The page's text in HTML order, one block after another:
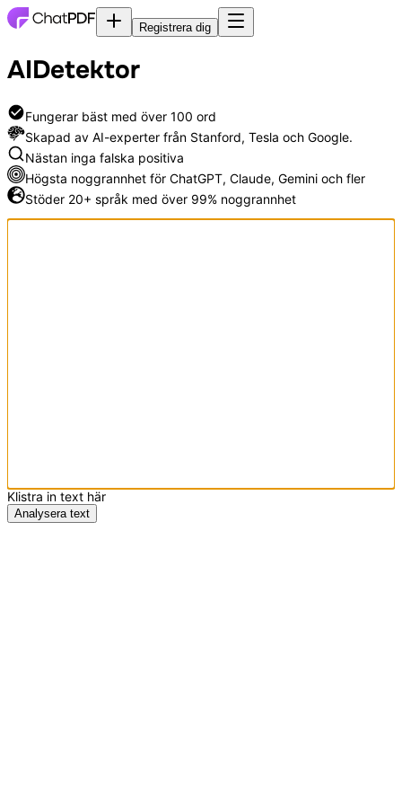
Registrera dig
AIDetektor
Fungerar bäst med över 100 ord
Skapad av AI-experter från Stanford, Tesla och Google.
Nästan inga falska positiva
Högsta noggrannhet för ChatGPT, Claude, Gemini och fler
Stöder 20+ språk med över 99% noggrannhet
Klistra in text här
Analysera text